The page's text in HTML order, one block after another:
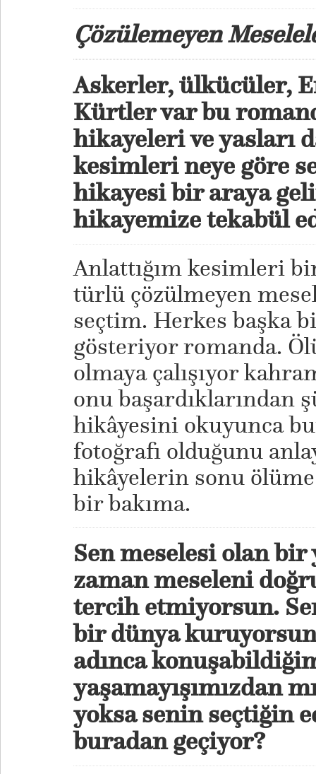
Çözülemeyen
Askerler, ülkücüler,
Kürtler var bu
hikayeleri ve yasları
kesimleri neye göre
hikayesi bir araya
hikayemize tekabül
Anlattığım kesimleri
türlü çözülmeyen
seçtim. Herkes başka
gösteriyor romanda.
olmaya çalışıyor
onu başardıklarından
hikâyesini okuyunca
fotoğrafı olduğunu
hikâyelerin sonu ölüme
bir bakıma.
Sen meselesi olan bir
zaman meseleni
tercih etmiyorsun.
bir dünya
adınca
yaşamayışımızdan
yoksa senin seçtiğin
buradan geçiyor?